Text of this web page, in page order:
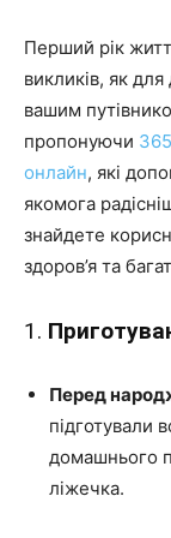
Перший рік
викликів, як для
вашим
пропонуючи
онлайн, які
якомога
знайдете
здоров’я та
1.
Перед
підготували
домашнього
ліжечка.